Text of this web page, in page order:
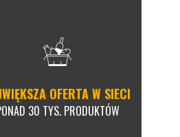
OFERTA W SIECI
30 TYS. PRODUKTÓW